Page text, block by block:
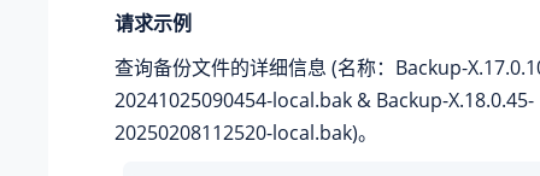
请求示例
查询备份文件的详细信息 (名称：Backup-
20241025090454-local.bak & Backup-X.18.0.45-
20250208112520-local.bak)。